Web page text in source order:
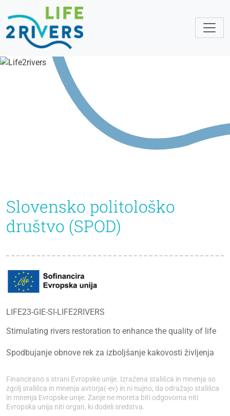
Slovensko politološko
društvo (SPOD)
LIFE23-GIE-SI-LIFE2RIVERS
Stimulating rivers restoration to enhance the quality of life
Spodbujanje obnove rek za izboljšanje kakovosti življenja
Financirano s strani Evropske unije. Izražena stališca in mnenja so
zgolj stališca in mnenja avtorja(-ev) in ni nujno, da odražajo stališca
in mnenja Evropske unije. Zanje ne moreta biti odgovorna niti
Evropska unija niti organ, ki dodeli sredstva.